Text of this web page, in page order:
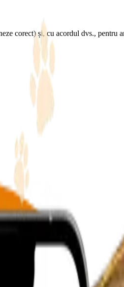
corect) și, cu acordul dvs., pentru